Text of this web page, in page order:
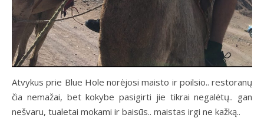
Atvykus prie Blue Hole norėjosi maisto ir poilsio.. restoranų
čia nemažai, bet kokybe pasigirti jie tikrai negalėtų.. gan
nešvaru, tualetai mokami ir baisūs.. maistas irgi ne kažką..